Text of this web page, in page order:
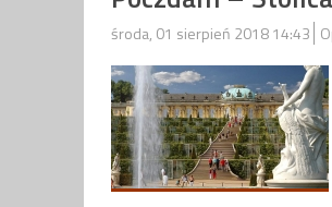
środa, 01 sierpień 2018 14:43